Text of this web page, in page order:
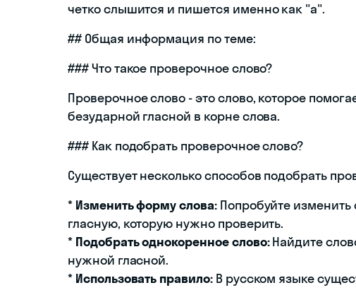
четко слышится и пишется именно как "а".
## Общая информация по теме:
### Что такое проверочное слово?
Проверочное слово - это слово, которое
безударной гласной в корне слова.
### Как подобрать проверочное слово?
Существует несколько способов подобрать
* Изменить форму слова:Попробуйте изменить
гласную, которую нужно проверить.
* Подобрать однокоренное слово:Найдите
нужной гласной.
* Использовать правило:В русском языке